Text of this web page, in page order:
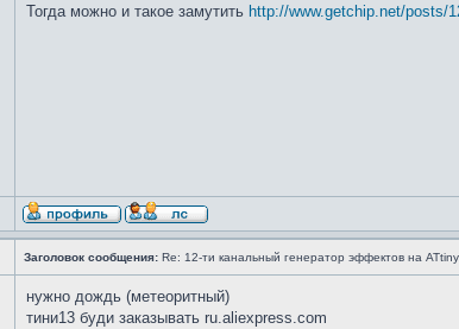
Тогда можно и такое замутить http://www.getchip.net/posts/
Заголовок сообщения: Re: 12-ти канальный генератор эффектов на
нужно дождь (метеоритный)
тини13 буди заказывать ru.aliexpress.com